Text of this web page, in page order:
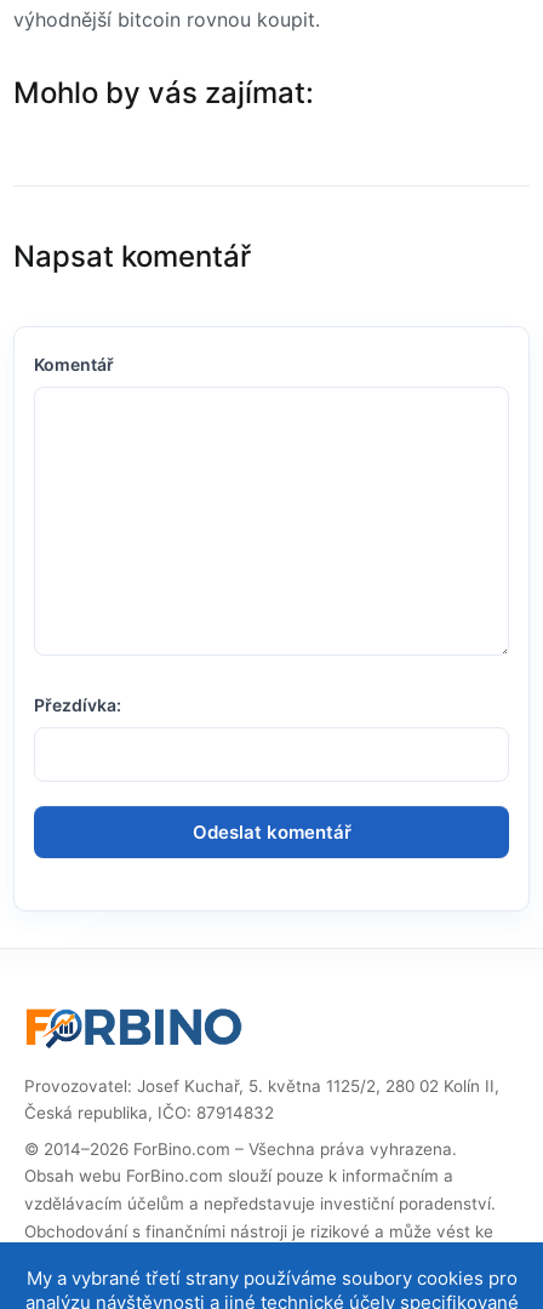
výhodnější bitcoin rovnou koupit.
Mohlo by vás zajímat:
Napsat komentář
Komentář
Přezdívka:
My a vybrané třetí strany používáme soubory cookies pro
analýzu návštěvnosti a jiné technické účely specifikované
Provozovatel: Josef Kuchař, 5. května 1125/2, 280 02 Kolín II,
Česká republika, IČO: 87914832
© 2014–2026 ForBino.com – Všechna práva vyhrazena.
Obsah webu ForBino.com slouží pouze k informačním a
vzdělávacím účelům a nepředstavuje investiční poradenství.
Obchodování s finančními nástroji je rizikové a může vést ke
Web obsahuje partnerské (affiliate) odkazy. Pokud přes ně